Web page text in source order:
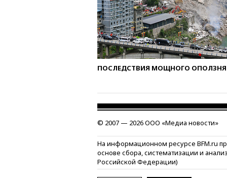
ПОСЛЕДСТВИЯ МОЩНОГО ОПОЛЗНЯ
© 2007 — 2026 ООО «Медиа новости»
На информационном ресурсе BFM.ru
основе сбора, систематизации и
Российской Федерации)